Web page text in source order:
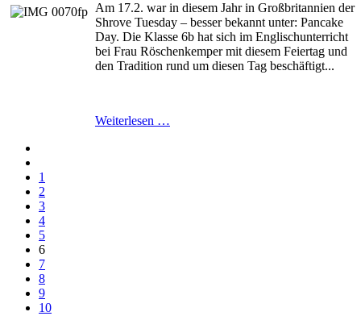
Am 17.2. war in diesem Jahr in Großbritannien der
Shrove Tuesday – besser bekannt unter: Pancake
Day. Die Klasse 6b hat sich im Englischunterricht
bei Frau Röschenkemper mit diesem Feiertag und
den Tradition rund um diesen Tag beschäftigt...
Weiterlesen …
1
2
3
4
5
6
7
8
9
10